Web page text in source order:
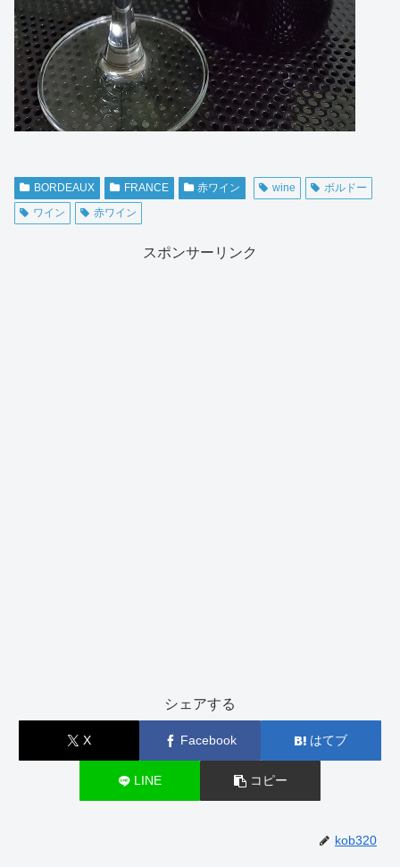
BORDEAUX FRANCE 赤ワイン wine
ボルドー
ワイン
赤ワイン
スポンサーリンク
シェアする
X Facebook はてブ
LINE コピー
kob320